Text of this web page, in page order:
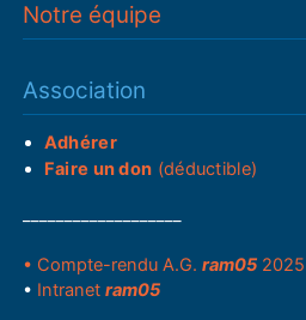
Notre équipe
Association
Adhérer
Faire un don (déductible)
• Compte-rendu A.G.ram05 2025
• Intranetram05